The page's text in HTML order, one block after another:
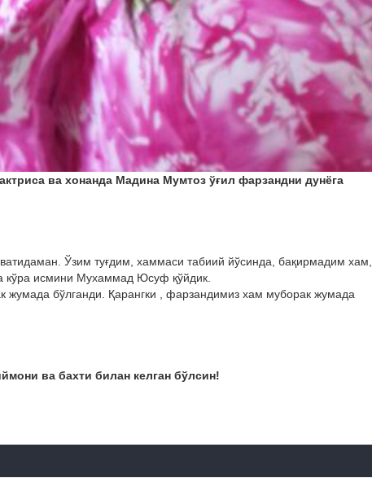
ва хонанда Мадина Мумтоз ўғил фарзандни дунёга
Ўзим туғдим, хаммаси табиий йўсинда, бақирмадим хам,
кўра исмини Мухаммад Юсуф қўйдик.
жумада бўлганди. Қарангки , фарзандимиз хам муборак жумада
ва бахти билан келган бўлсин!